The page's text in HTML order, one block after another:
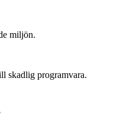
miljön.
skadlig programvara.